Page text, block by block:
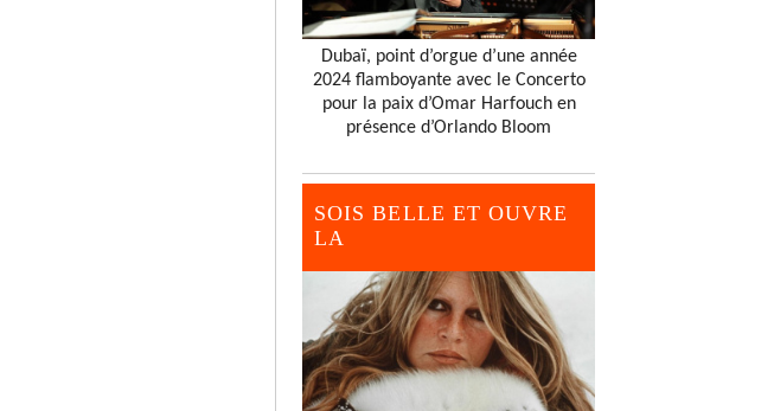
Dubaï, point d’orgue d’une année
2024 flamboyante avec le Concerto
pour la paix d’Omar Harfouch en
présence d’Orlando Bloom
SOIS BELLE ET OUVRE
LA